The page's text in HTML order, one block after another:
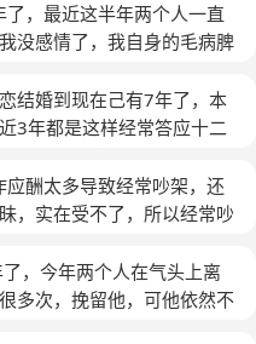
，最近这半年两个人一直
没感情了，我自身的毛病脾
弃我们的家，可是他现在完
份工作，就在他旁边，本来
婚，他是开车回家的，本来
我自己坐车，但是昨天他还
一家，是这样的，他不知道
走路就两分钟，昨晚到东莞
结婚到现在己有7年了，本
3年都是这样经常答应十二
而无信的人想想都觉得恶
动手先打我，我也没让他，
他道了谦，然后我就在我妈
，以前吵架也是他提，但真
酬太多导致经常吵架，还
，实在受不了，所以经常吵
12年他调到北京工作，我
常吵，他喜欢玩，不顾家.
，今年两个人在气头上离
多次，挽留他，可他依然不